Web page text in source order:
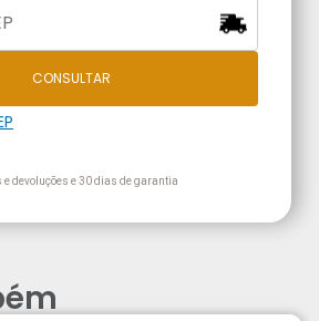
CONSULTAR
devoluções e 30 dias de garantia